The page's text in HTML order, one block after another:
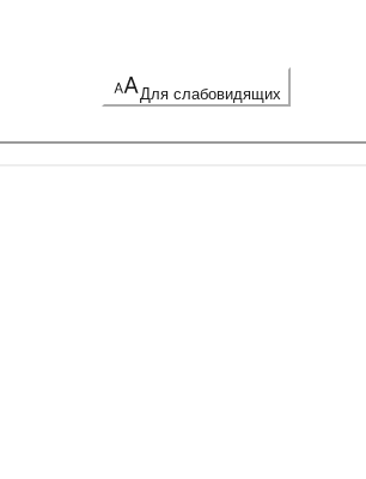
Для слабовидящих